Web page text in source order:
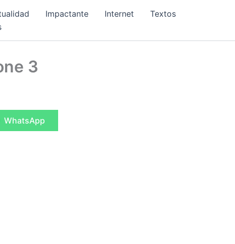
Impactante Internet
Textos
3
Compartir
WhatsApp